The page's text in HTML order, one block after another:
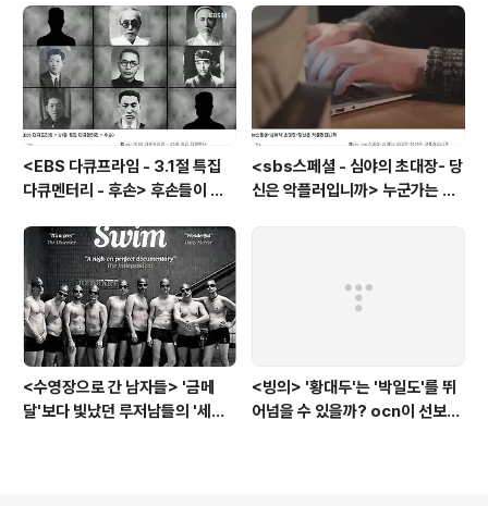
<EBS 다큐프라임 - 3.1절 특집
다큐멘터리 - 후손> 후손들이 말
고 후손들이 짊어진 삶의 무게
<sbs스페셜 - 심야의 초대장- 당
신은 악플러입니까> 누군가는 강
<수영장으로 간 남자들> '금메
달'보다 빛났던 루저남들의 '세라
<빙의> '황대두'는 '박일도'를 뛰
어넘을 수 있을까? ocn이 선보인